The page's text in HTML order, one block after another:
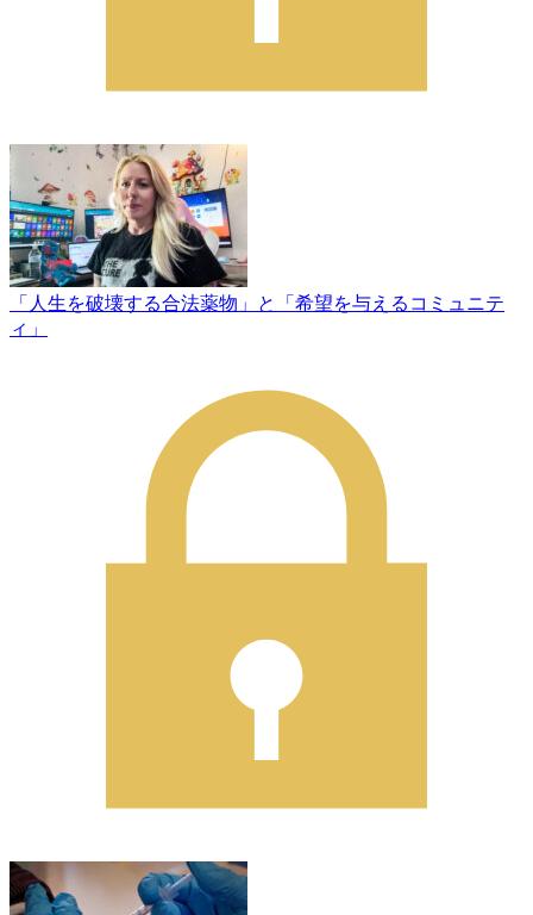
「人生を破壊する合法薬物」と「希望を与えるコミュニテ
ィ」